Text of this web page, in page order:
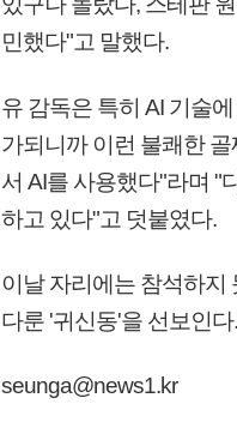
민했다"고 말했다.
유 감독은 특히 AI 기술
가되니까 이런 불쾌한
서 AI를 사용했다"라며 "
하고 있다"고 덧붙였다.
이날 자리에는 참석하지
다룬 '귀신동'을 선보인다.
seunga@news1.kr